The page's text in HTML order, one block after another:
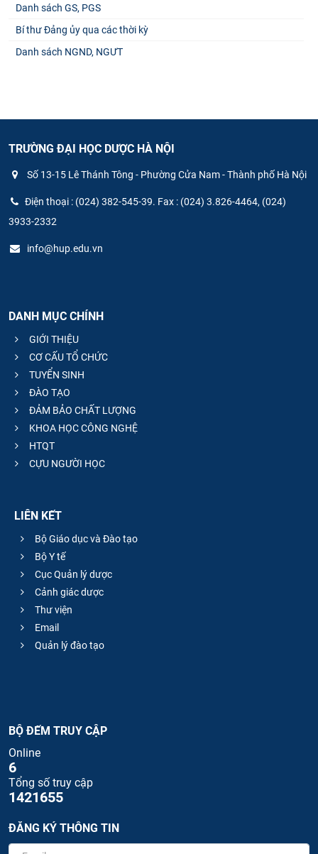
Danh sách GS, PGS
Bí thư Đảng ủy qua các thời kỳ
Danh sách NGND, NGƯT
TRƯỜNG ĐẠI HỌC DƯỢC HÀ NỘI
Số 13-15 Lê Thánh Tông - Phường Cửa Nam - Thành phố Hà Nội
Điện thoại : (024) 382-545-39. Fax : (024) 3.826-4464, (024)
3933-2332
info@hup.edu.vn
DANH MỤC CHÍNH
GIỚI THIỆU
CƠ CẤU TỔ CHỨC
TUYỂN SINH
ĐÀO TẠO
ĐẢM BẢO CHẤT LƯỢNG
KHOA HỌC CÔNG NGHỆ
HTQT
CỰU NGƯỜI HỌC
LIÊN KẾT
Bộ Giáo dục và Đào tạo
Bộ Y tế
Cục Quản lý dược
Cảnh giác dược
Thư viện
Email
Quản lý đào tạo
BỘ ĐẾM TRUY CẬP
Online
6
Tổng số truy cập
1421655
ĐĂNG KÝ THÔNG TIN